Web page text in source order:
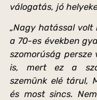
válogatás, jó
„Nagy hatással
a 70-es években
szomorúság
is, mert ez a
szemünk elé tárul,
és most sincs.